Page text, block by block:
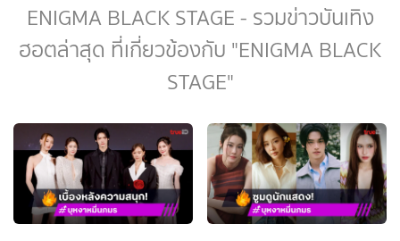
ENIGMA BLACK STAGE - รวมข่าวบันเทิง
ฮอตล่าสุด ที่เกี่ยวข้องกับ "ENIGMA BLACK
STAGE"